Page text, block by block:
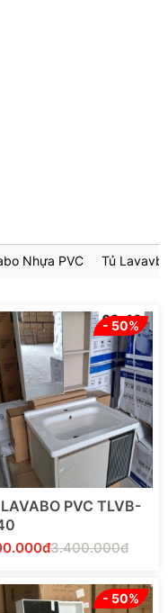
Nhựa PVC Tủ
- 50%
PVC TLVB-
3.400.000đ
- 50%